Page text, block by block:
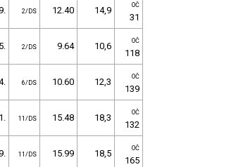
2/DS 12.40 14,9 OČ
31
2/DS 9.64 10,6 OČ
118
6/DS 10.60 12,3 OČ
139
11/DS 15.48 18,3 OČ
132
11/DS 15.99 18,5 OČ
165